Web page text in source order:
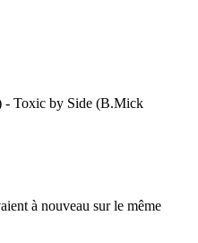
- Toxic by Side (B.Mick
à nouveau sur le même